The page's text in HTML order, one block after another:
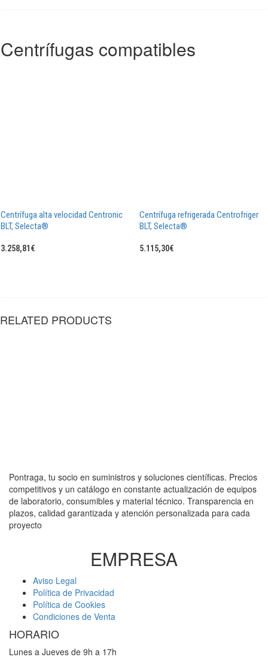
Centrífugas compatibles
Centrífuga alta velocidad Centronic
BLT, Selecta®
3.258,81 €
Centrífuga refrigerada Centrofriger
BLT, Selecta®
5.115,30€
RELATED PRODUCTS
Pontraga, tu socio en suministros y soluciones científicas. Precios
competitivos y un catálogo en constante actualización de equipos
de laboratorio, consumibles y material técnico. Transparencia en
plazos, calidad garantizada y atención personalizada para cada
proyecto
EMPRESA
Aviso Legal
Política de Privacidad
Política de Cookies
Condiciones de Venta
HORARIO
Lunes a Jueves de 9h a 17h